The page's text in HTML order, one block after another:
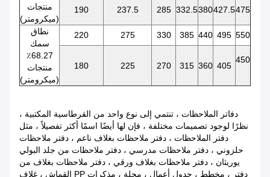
منتجات
(ميكرومتر)
190 237.5 285 332.5380427.5475
نطاق
سمك
68.27٪
منتجات
(ميكرومتر)
220 275 330 385 440 495 550
180 225 270 315 360 405
450
دفاتر الملاحظات ، تنتمي إلى نوع واحد من القرطاسية المكتبية ،
نظرًا لوجود تصميمات مختلفة ، فإن لها أيضًا اسمًا أكثر تفصيلاً ، مثل
دفتر الملاحظات ، دفتر ملاحظات بغلاف ناعم ، دفتر ملاحظات
حلزوني ، دفتر ملاحظات مدرسي ، دفتر ملاحظات من جلد البولي
يوريثان ، دفتر ملاحظات بغلاف ورقي ، دفتر ملاحظات بغلاف من
القماش ، غلاف PP دفتر ، مخطط ، جدول أعمال ، مجلة ، مذكرات